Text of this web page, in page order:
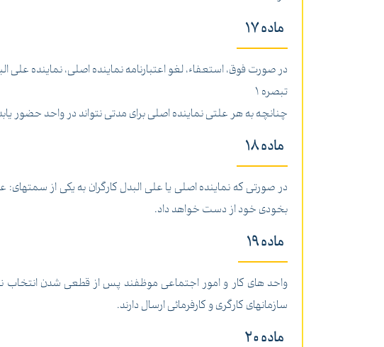
ماده 17
در صورت فوق، استعفاء، لغو اعتبارنامه نماینده اصلی، نماینده
تبصره 1
چنانچه به هر علتی نماینده اصلی برای مدتی نتواند در واحد حضور
ماده 18
در صورتی که نماینده اصلی یا علی البدل کارگران به یکی از
بخودی خود از دست خواهد داد.
ماده 19
واحد های کار و امور اجتماعی موظفند پس از قطعی شدن انتخاب
سازمانهای کارگری و کارفرمائی ارسال دارند.
ماده 20